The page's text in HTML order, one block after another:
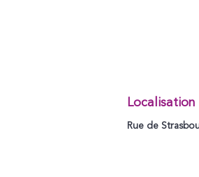
Localisation
Rue de